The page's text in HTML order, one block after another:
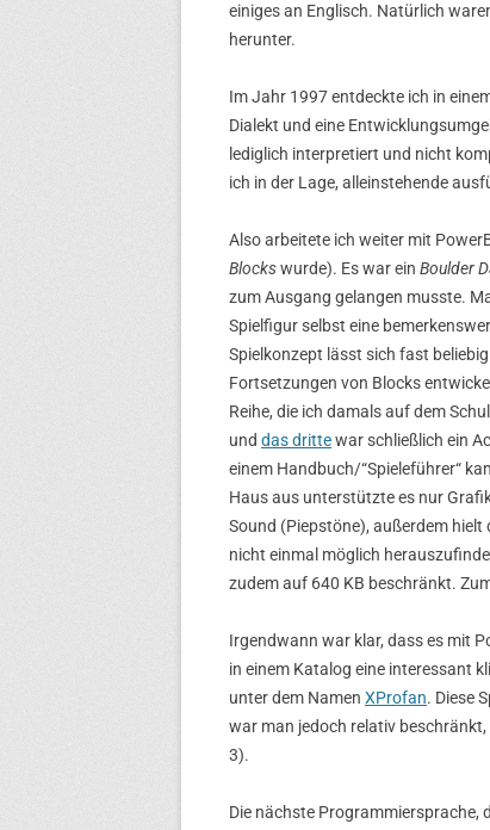
einiges an Englisch. Natürlich
herunter.
Im Jahr 1997 entdeckte ich in
Dialekt und eine
lediglich interpretiert und nicht
ich in der Lage, alleinstehende
Also arbeitete ich weiter mit
Blockswurde). Es war ein Boulder
zum Ausgang gelangen musste.
Spielfigur selbst eine
Spielkonzept lässt sich fast
Fortsetzungen von Blocks
Reihe, die ich damals auf dem
und das drittewar schließlich ein
einem Handbuch/“Spieleführer“
Haus aus unterstützte es nur
Sound (Piepstöne), außerdem
nicht einmal möglich
zudem auf 640 KB beschränkt.
Irgendwann war klar, dass es mit
in einem Katalog eine interessant
unter dem Namen XProfan. Diese
war man jedoch relativ
3).
Die nächste Programmiersprache,